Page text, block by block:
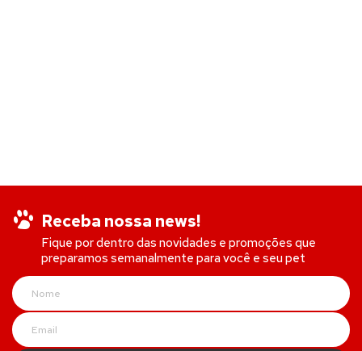
Receba nossa news!
Fique por dentro das novidades e promoções que
preparamos semanalmente para você e seu pet